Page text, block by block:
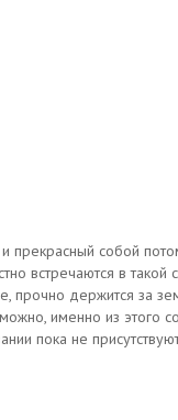
прекрасный собой
встречаются в
прочно держится за
именно из этого
пока не